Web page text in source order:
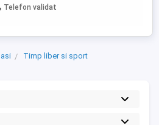
Telefon validat
Timp liber si sport